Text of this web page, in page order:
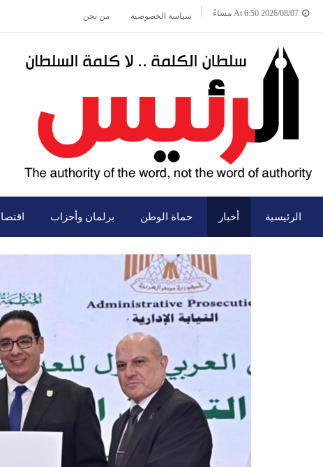
2026/08/07 At 6:50 مساءً سياسة الخصوصية من نحن
الرئيسية أخبار حماة الوطن برلمان وأحزاب